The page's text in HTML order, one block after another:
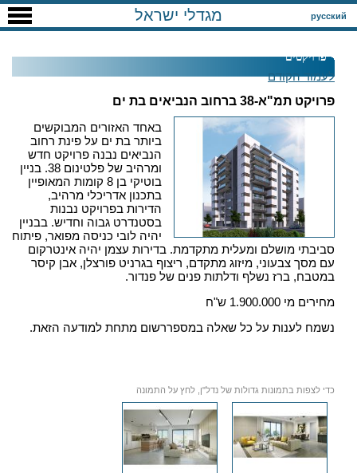
русский מגדלי ישראל
פרויקטים
לעמוד הקודם
פרויקט תמ"א-38 ברחוב הנביאים בת ים
באחד האזורים המבוקשים
ביותר בת ים על פינת רחוב
הנביאים נבנה פרויקט חדש
ומרהיב של פלטינום 38. בניין
בוטיקי בן 8 קומות המאופיין
בתכנון אדריכלי מרהיב,
הדירות בפרויקט נבנות
בסטנדרט גבוה וחדיש. בבניין
יהיה לובי כניסה מפואר, פיתוח
סביבתי מושלם ומעלית מתקדמת. בדירות עצמן יהיה אינטרקום
עם מסך צבעוני, מיזוג מתקדם, ריצוף בגרניט פורצלן, אבן קיסר
במטבח, ברז נשלף ודלתות פנים של פנדור.
מחירים מי 1.900.000 ש"ח
נשמח לענות על כל שאלה במספררשום מתחת למודעה הזאת.
כדי לצפות בתמונות גדולות של נדל"ן, לחץ על התמונה